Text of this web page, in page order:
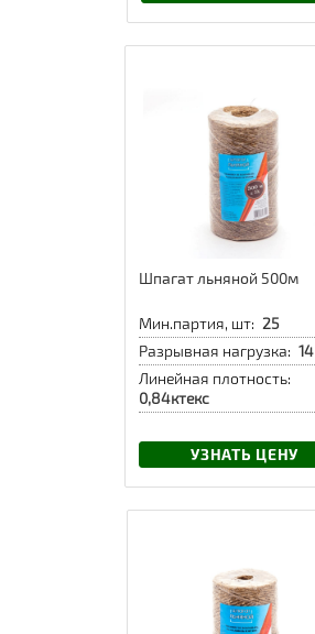
Шпагат льняной 500м
Мин.партия, шт: 25
Разрывная нагрузка: 14
Линейная плотность:
0,84ктекс
УЗНАТЬ ЦЕНУ